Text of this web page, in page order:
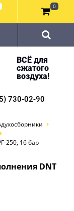
ВСЁ для
сжатого
воздуха!
730-02-90
250, 16 бар
DNT
0